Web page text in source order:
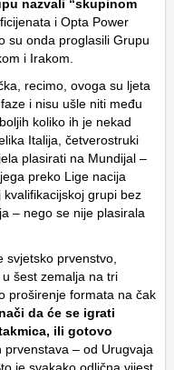
nazvali “skupinom
i Opta Power
su onda proglasili Grupu
i Irakom.
recimo, ovoga su ljeta
i nisu ušle niti među
koliko ih je nekad
Italija, četverostruki
plasirati na Mundijal –
preko Lige nacija
grupi bez
– nego se nije plasirala
svjetsko prvenstvo,
šest zemalja na tri
proširenje formata na čak
da će se igrati
ili gotovo
prvenstava – od Urugvaja